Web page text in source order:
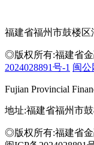
福建省福州市鼓楼区
◎版权所有:福建省
2024028891号-1 闽公
Fujian Provincial
地址:福建省福州市
◎版权所有:福建省金